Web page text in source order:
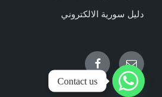
دليل سورية الالكتروني
Email
Facebook
Contact us